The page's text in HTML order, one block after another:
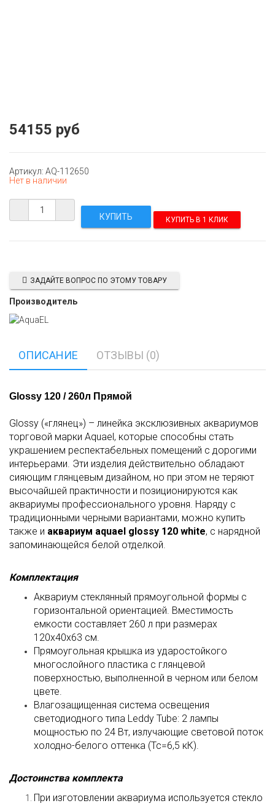
54155 руб
Артикул: AQ-112650
Нет в наличии
КУПИТЬ В 1 КЛИК
ЗАДАЙТЕ ВОПРОС ПО ЭТОМУ ТОВАРУ
Производитель
ОПИСАНИЕ ОТЗЫВЫ (0)
Glossy 120 / 260л Прямой
Glossy («глянец») – линейка эксклюзивных аквариумов
торговой марки Aquael, которые способны стать
украшением респектабельных помещений с дорогими
интерьерами. Эти изделия действительно обладают
сияющим глянцевым дизайном, но при этом не теряют
высочайшей практичности и позиционируются как
аквариумы профессионального уровня. Наряду с
традиционными черными вариантами, можно купить
также и аквариум aquael glossy 120 white, с нарядной
запоминающейся белой отделкой.
Комплектация
Аквариум стеклянный прямоугольной формы с
горизонтальной ориентацией. Вместимость
емкости составляет 260 л при размерах
120х40х63 см.
Прямоугольная крышка из ударостойкого
многослойного пластика с глянцевой
поверхностью, выполненной в черном или белом
цвете.
Влагозащищенная система освещения
светодиодного типа Leddy Tube: 2 лампы
мощностью по 24 Вт, излучающие световой поток
холодно-белого оттенка (Тс=6,5 кК).
Достоинства комплекта
При изготовлении аквариума используется стекло